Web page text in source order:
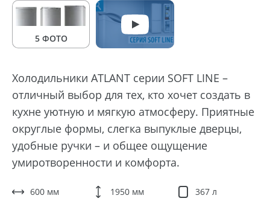
5 ФОТО
Холодильники ATLANT серии SOFT LINE –
отличный выбор для тех, кто хочет создать в
кухне уютную и мягкую атмосферу. Приятные
округлые формы, слегка выпуклые дверцы,
удобные ручки – и общее ощущение
умиротворенности и комфорта.
600 мм 1950 мм 367 л